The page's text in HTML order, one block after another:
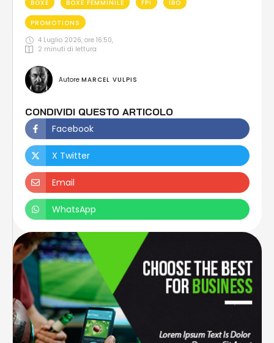
BOXE BOXE FEMMINILE FPI IBO
PROMOTIONS
4 Luglio 2026, ore 16:50,
2 minuti di lettura
Autore MARCEL VULPIS
CONDIVIDI QUESTO ARTICOLO
Facebook
X Twitter
Email
WhatsApp